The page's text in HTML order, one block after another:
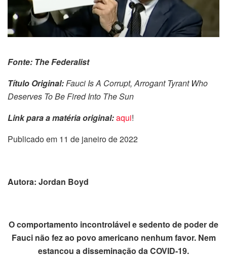
Fonte: The Federalist
Título Original:Fauci Is A Corrupt, Arrogant Tyrant Who
Deserves To Be Fired Into The Sun
Link para a matéria original:aqui!
Publicado em 11 de janeiro de 2022
Autora: Jordan Boyd
O comportamento incontrolável e sedento de poder de
Fauci não fez ao povo americano nenhum favor. Nem
estancou a disseminação da COVID-19.